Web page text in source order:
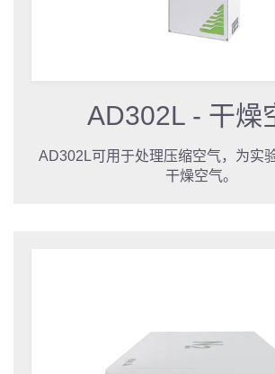
AD302L - 干燥
AD302L可用于处理压缩空气，为实
干燥空气。